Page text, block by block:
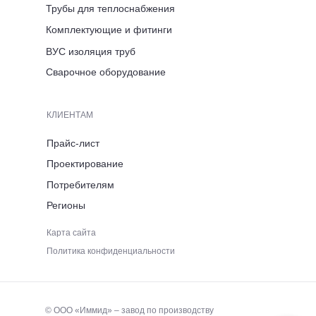
ПН-ПТ 8:00-17:00
ВРЕМЯ РАБОТЫ
© ООО «Иммид» – завод по производству
Прайс-лист
Проектирование
Потребителям
Регионы
Карта сайта
Политика конфиденциальности
КЛИЕНТАМ
Трубы для теплоснабжения
Комплектующие и фитинги
ВУС изоляция труб
Сварочное оборудование